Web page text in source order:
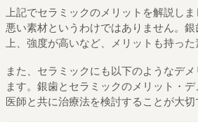
上記でセラミックのメリットを解説し
悪い素材というわけではありません。
上、強度が高いなど、メリットも持った
また、セラミックにも以下のようなデ
ます。銀歯とセラミックのメリット・
医師と共に治療法を検討することが大切